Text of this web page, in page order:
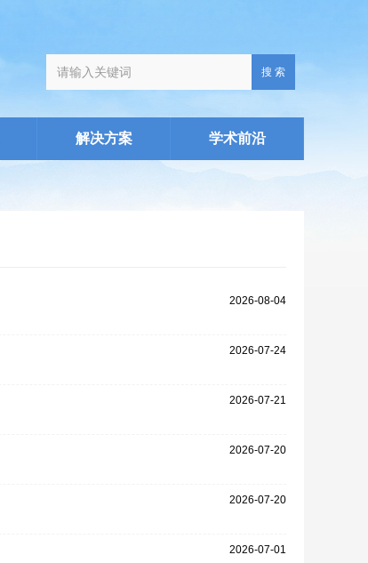
搜 索
解决方案 学术前沿
2026-08-04
2026-07-24
2026-07-21
2026-07-20
2026-07-20
2026-07-01